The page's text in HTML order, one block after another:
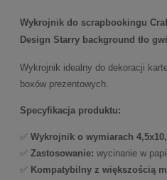
Wykrojnik do scrapbookingu
Design Starry background tło
Wykrojnik idealny do dekoracji
boxów prezentowych.
Specyfikacja produktu:
✅ Wykrojnik o wymiarach
✅ Zastosowanie: wycinanie w
✅ Kompatybilny z większością